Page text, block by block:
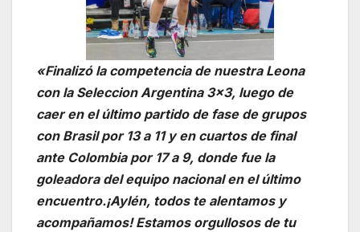
«Finalizó la competencia de nuestra Leona
con la Seleccion Argentina 3×3, luego de
caer en el último partido de fase de grupos
con Brasil por 13 a 11 y en cuartos de final
ante Colombia por 17 a 9, donde fue la
goleadora del equipo nacional en el último
encuentro.¡Aylén, todos te alentamos y
acompañamos! Estamos orgullosos de tu